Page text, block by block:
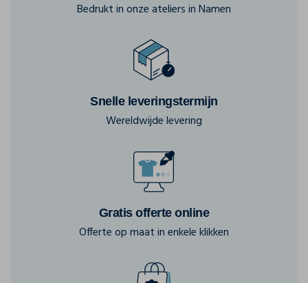
Bedrukt in onze ateliers in Namen
Snelle leveringstermijn
Wereldwijde levering
Gratis offerte online
Offerte op maat in enkele klikken